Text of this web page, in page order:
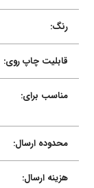
رنگ:
قابلیت چاپ روی:
مناسب برای:
محدوده ارسال:
هزینه ارسال: